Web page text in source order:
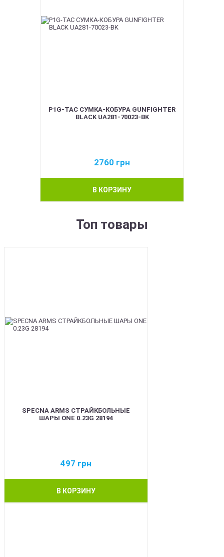
P1G-TAC СУМКА-КОБУРА GUNFIGHTER
BLACK UA281-70023-BK
2760 грн
В КОРЗИНУ
Топ товары
SPECNA ARMS СТРАЙКБОЛЬНЫЕ
ШАРЫ ONE 0.23G 28194
497 грн
В КОРЗИНУ